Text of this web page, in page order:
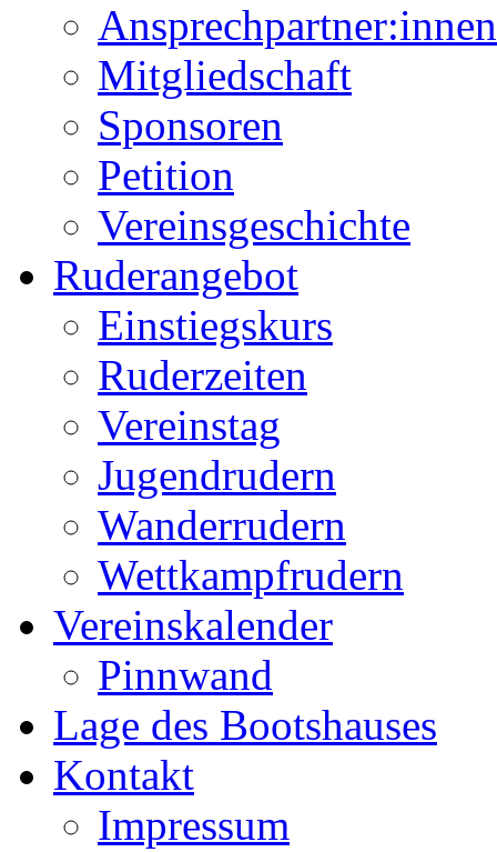
Ansprechpartner:innen
Mitgliedschaft
Sponsoren
Petition
Vereinsgeschichte
Ruderangebot
Einstiegskurs
Ruderzeiten
Vereinstag
Jugendrudern
Wanderrudern
Wettkampfrudern
Vereinskalender
Pinnwand
Lage des Bootshauses
Kontakt
Impressum